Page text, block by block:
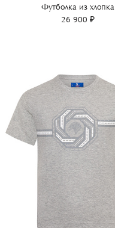
Футболка из хлопка
26 900 ₽